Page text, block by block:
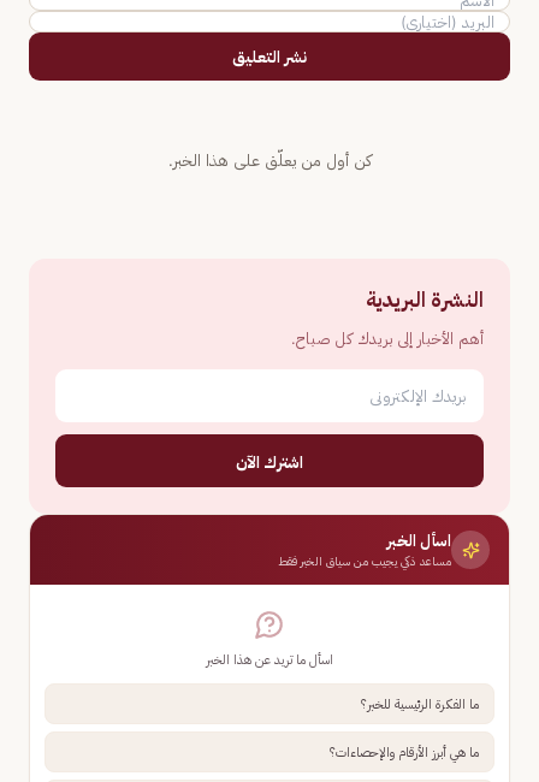
نشر التعليق
كن أول من يعلّق على هذا الخبر.
النشرة البريدية
أهم الأخبار إلى بريدك كل صباح.
اشترك الآن
اسأل الخبر
مساعد ذكي يجيب من سياق الخبر فقط
اسأل ما تريد عن هذا الخبر
ما الفكرة الرئيسية للخبر؟
ما هي أبرز الأرقام والإحصاءات؟